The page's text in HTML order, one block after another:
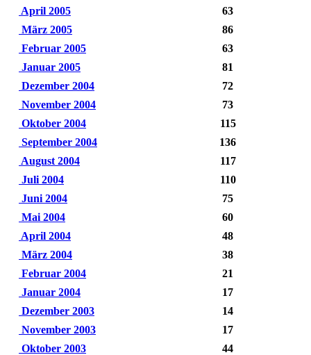
April 2005
63
März 2005
86
Februar 2005
63
Januar 2005
81
Dezember 2004
72
November 2004
73
Oktober 2004
115
September 2004
136
August 2004
117
Juli 2004
110
Juni 2004
75
Mai 2004
60
April 2004
48
März 2004
38
Februar 2004
21
Januar 2004
17
Dezember 2003
14
November 2003
17
Oktober 2003
44